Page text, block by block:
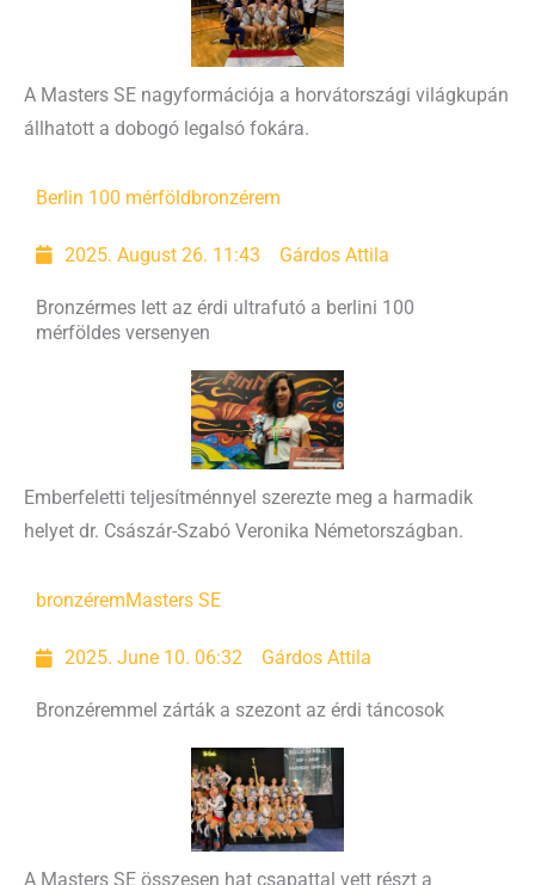
A Masters SE nagyformációja a horvátországi világkupán
állhatott a dobogó legalsó fokára.
Berlin 100 mérföld bronzérem
2025. August 26. 11:43 Gárdos Attila
Bronzérmes lett az érdi ultrafutó a berlini 100
mérföldes versenyen
Emberfeletti teljesítménnyel szerezte meg a harmadik
helyet dr. Császár-Szabó Veronika Németországban.
bronzéremMasters SE
2025. June 10. 06:32 Gárdos Attila
Bronzéremmel zárták a szezont az érdi táncosok
A Masters SE összesen hat csapattal vett részt a